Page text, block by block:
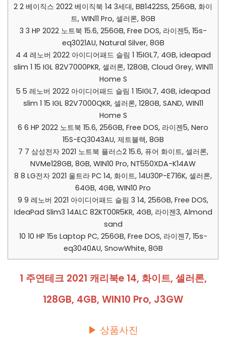
2 2 베이직스 2022 베이직북 14 3세대, BB1422SS, 256GB, 화이
트, WIN11 Pro, 셀러론, 8GB
3 3 HP 2022 노트북 15.6, 256GB, Free DOS, 라이젠5, 15s-
eq3021AU, Natural Silver, 8GB
4 4 레노버 2022 아이디어패드 슬림 1 15IGL7, 4GB, ideapad
slim 1 15 IGL 82V7000PKR, 셀러론, 128GB, Cloud Grey, WIN11
Home S
5 5 레노버 2022 아이디어패드 슬림 1 15IGL7, 4GB, ideapad
slim 1 15 IGL 82V7000QKR, 셀러론, 128GB, SAND, WIN11
Home S
6 6 HP 2022 노트북 15.6, 256GB, Free DOS, 라이젠5, Nero
15S-EQ3043AU, 제트블랙, 8GB
7 7 삼성전자 2021 노트북 플러스2 15.6, 퓨어 화이트, 셀러론,
NVMe128GB, 8GB, WIN10 Pro, NT550XDA-K14AW
8 8 LG전자 2021 울트라 PC 14, 화이트, 14U30P-E716K, 셀러론,
64GB, 4GB, WIN10 Pro
9 9 레노버 2021 아이디어패드 슬림 3 14, 256GB, Free DOS,
IdeaPad Slim3 14ALC 82KT00R5KR, 4GB, 라이젠3, Almond
sand
10 10 HP 15s Laptop PC, 256GB, Free DOS, 라이젠7, 15s-
eq3040AU, SnowWhite, 8GB
1 주연테크 2021 캐리북e 14, 화이트, 셀러론,
128GB, 4GB, WIN10 Pro, J3GW
▶ 상품사진